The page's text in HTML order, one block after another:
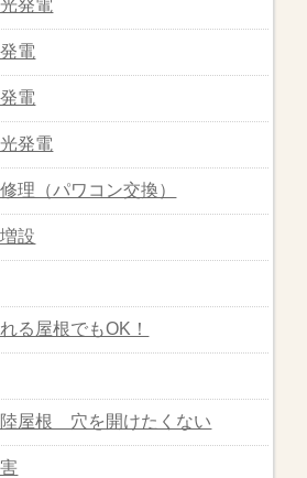
発電
電
電
発電
理（パワコン交換）
設
る屋根でもOK！
陸屋根 穴を開けたくない